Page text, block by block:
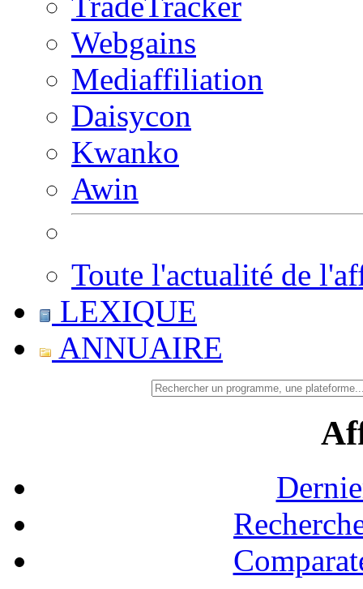
Webgains
Mediaffiliation
Daisycon
Kwanko
Awin
Toute l'actualité de
LEXIQUE
ANNUAIRE